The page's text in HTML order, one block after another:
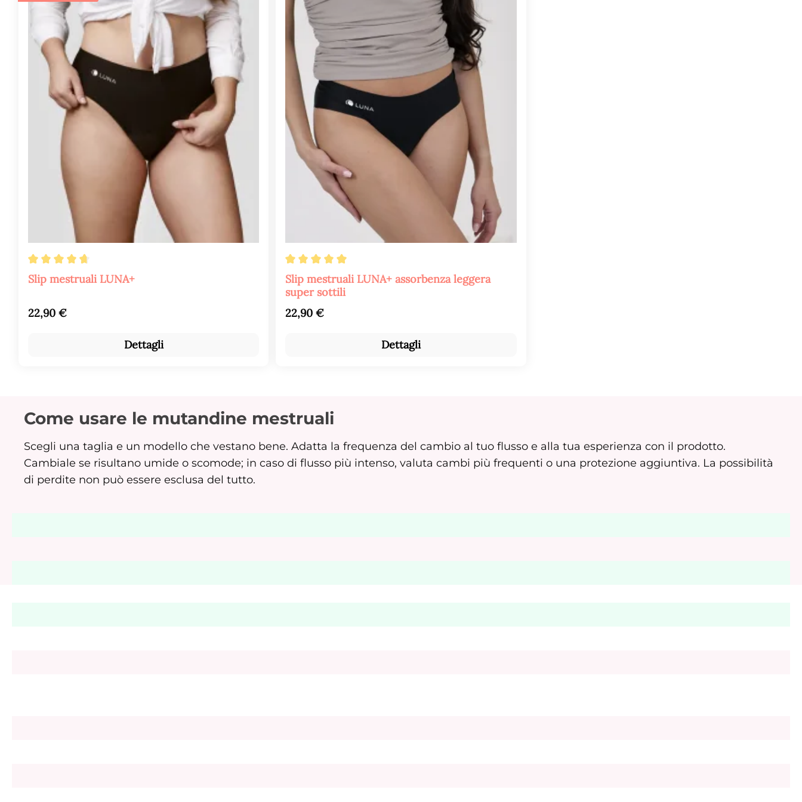
Valutazione media di 4.8 su 5 stelle
Slip mestruali LUNA+
Prezzo normale:
22,90 €
Dettagli
Valutazione media di 5 su 5 stelle
Slip mestruali LUNA+ assorbenza leggera
super sottili
Prezzo normale:
22,90 €
Dettagli
Come usare le mutandine mestruali
Scegli una taglia e un modello che vestano bene. Adatta la frequenza del cambio al tuo flusso e alla tua esperienza con il prodotto.
Cambiale se risultano umide o scomode; in caso di flusso più intenso, valuta cambi più frequenti o una protezione aggiuntiva. La possibilità
di perdite non può essere esclusa del tutto.